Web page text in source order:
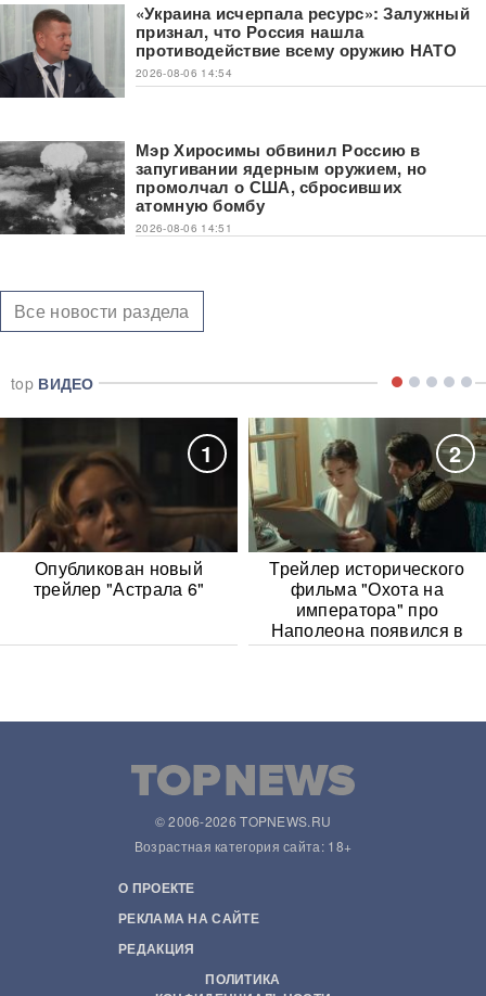
«Украина исчерпала ресурс»: Залужный
признал, что Россия нашла
противодействие всему оружию НАТО
2026-08-06 14:54
Мэр Хиросимы обвинил Россию в
запугивании ядерным оружием, но
промолчал о США, сбросивших
атомную бомбу
2026-08-06 14:51
Все новости раздела
top ВИДЕО
1
Опубликован новый
трейлер "Астрала 6"
2
Трейлер исторического
фильма "Охота на
императора" про
Наполеона появился в
Сети
© 2006-2026 TOPNEWS.RU
Возрастная категория сайта: 18+
О ПРОЕКТЕ
РЕКЛАМА НА САЙТЕ
РЕДАКЦИЯ
ПОЛИТИКА